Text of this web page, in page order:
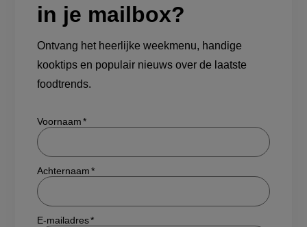
in je mailbox?
Ontvang het heerlijke weekmenu, handige
kooktips en populair nieuws over de laatste
foodtrends.
Show/hide
Voornaam
Achternaam
E-mailadres